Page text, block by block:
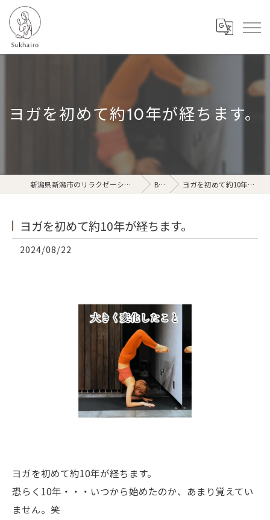
ヨガを初めて約10年が経ちます。
新潟県新潟市のリラクゼーションならSukhairo Blog ヨガを初めて約10年が経ちます。
ヨガを初めて約10年が経ちます。
2024/08/22
ヨガを初めて約10年が経ちます。
恐らく10年・・・いつから始めたのか、あまり覚えてい
ません。笑